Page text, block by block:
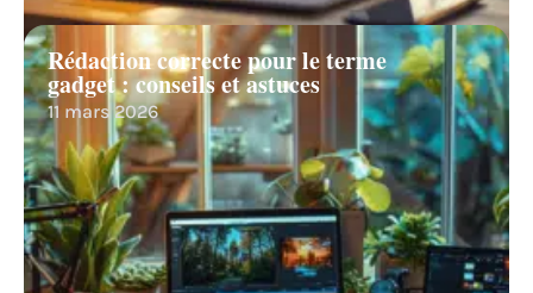
Rédaction correcte pour le terme
gadget : conseils et astuces
11 mars 2026